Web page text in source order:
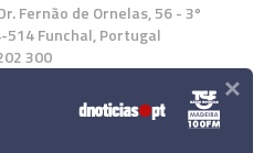
Fernão de Ornelas, 56 - 3º
514 Funchal, Portugal
300
a nossa App ×